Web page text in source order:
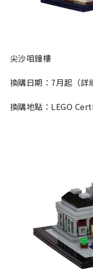
尖沙咀鐘樓
換購日期：7月起（詳
換購地點：LEGO